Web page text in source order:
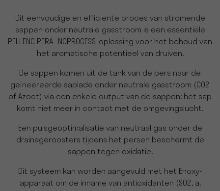
Dit eenvoudige en efficiënte proces van stromende
sappen onder neutrale gasstroom is een essentiële
PELLENC PERA -NOPROCESS-oplossing voor het behoud van
het aromatische potentieel van druiven.
De sappen komen uit de tank van de pers naar de
geïneereerde saplade onder neutrale gasstroom (CO2
of Azoet) via een enkele output van de sappen: het sap
komt niet meer in contact met de omgevingslucht.
Een pulsgeoptimalisatie van neutraal gas onder de
drainageroosters tijdens het persen beschermt de
sappen tegen oxidatie.
Dit systeem kan worden aangevuld met het Enoxy-
apparaat om de inname van antioxidanten (SO2, a.